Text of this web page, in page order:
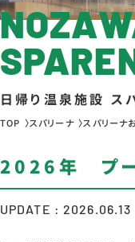
日帰り温泉施設 ス
TOP スパリーナ スパリーナ
2026年 プー
UPDATE : 2026.06.13